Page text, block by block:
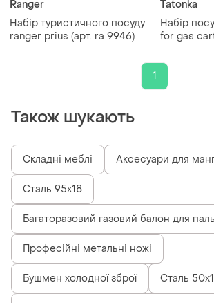
Ranger
Набір туристичного посуду
ranger prius (арт. ra 9946)
Tatonka
Набір
for gas
походів
1
Також шукають
Складні меблі Аксесуари для
Сталь 95х18
Багаторазовий газовий балон для
Професійні метальні ножі
Бушмен холодної зброї Сталь